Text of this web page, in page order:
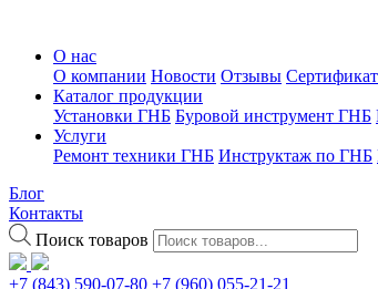
О нас
О компании Новости Отзывы
Каталог продукции
Установки ГНБ Буровой инструмент ГНБ
Услуги
Ремонт техники ГНБ Инструктаж по ГНБ
Блог
Контакты
Поиск товаров
+7 (843) 590-07-80 +7 (960) 055-21-21